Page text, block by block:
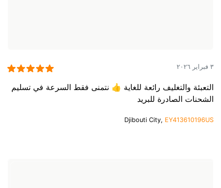
٣ فبراير ٢٠٢٦
التعبئة والتغليف رائعة للغاية 👍 نتمنى فقط السرعة في تسليم
الشحنات الصادرة للبريد
Djibouti City, EY413610196US